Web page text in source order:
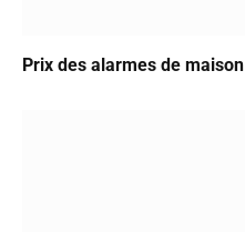
Prix des alarmes de maison